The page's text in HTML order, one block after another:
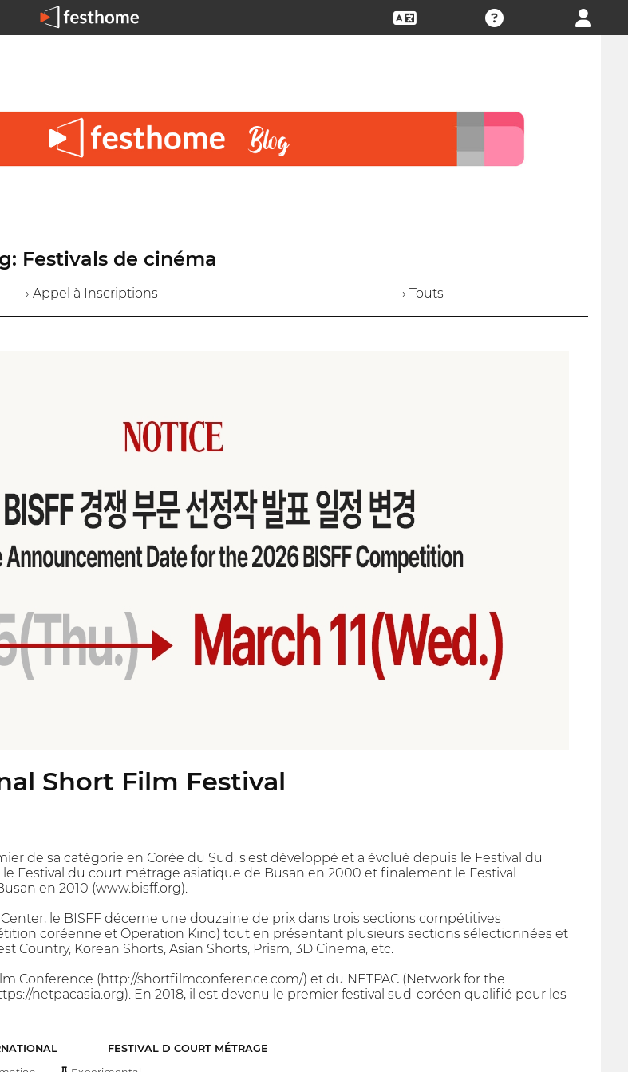
Festivals de cinéma
› Appel à Inscriptions › Touts
Short Film Festival
de sa catégorie en Corée du Sud, s'est développé et a évolué depuis le Festival du
Festival du court métrage asiatique de Busan en 2000 et finalement le Festival
en 2010 (www.bisff.org).
le BISFF décerne une douzaine de prix dans trois sections compétitives
coréenne et Operation Kino) tout en présentant plusieurs sections sélectionnées et
Country, Korean Shorts, Asian Shorts, Prism, 3D Cinema, etc.
Conference (http://shortfilmconference.com/) et du NETPAC (Network for the
netpacasia.org). En 2018, il est devenu le premier festival sud-coréen qualifié pour les
FESTIVAL D COURT MÉTRAGE